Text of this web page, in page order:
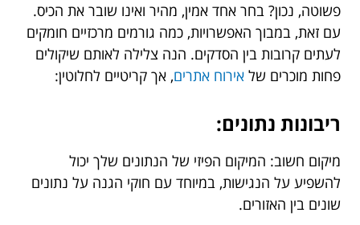
פשוטה, נכון? בחר אחד אמין, מהיר ואינו שובר את הכיס.
עם זאת, במבוך האפשרויות, כמה גורמים מרכזיים חומקים
לעתים קרובות בין הסדקים. הנה צלילה לאותם שיקולים
פחות מוכרים של אירוח אתרים, אך קריטיים לחלוטין:
ריבונות נתונים:
מיקום חשוב: המיקום הפיזי של הנתונים שלך יכול
להשפיע על הנגישות, במיוחד עם חוקי הגנה על נתונים
שונים בין האזורים.